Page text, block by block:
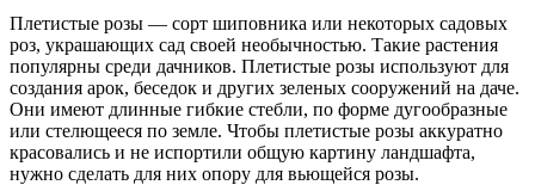
Плетистые розы — сорт шиповника или некоторых садовых
роз, украшающих сад своей необычностью. Такие растения
популярны среди дачников. Плетистые розы используют для
создания арок, беседок и других зеленых сооружений на даче.
Они имеют длинные гибкие стебли, по форме дугообразные
или стелющееся по земле. Чтобы плетистые розы аккуратно
красовались и не испортили общую картину ландшафта,
нужно сделать для них опору для вьющейся розы.